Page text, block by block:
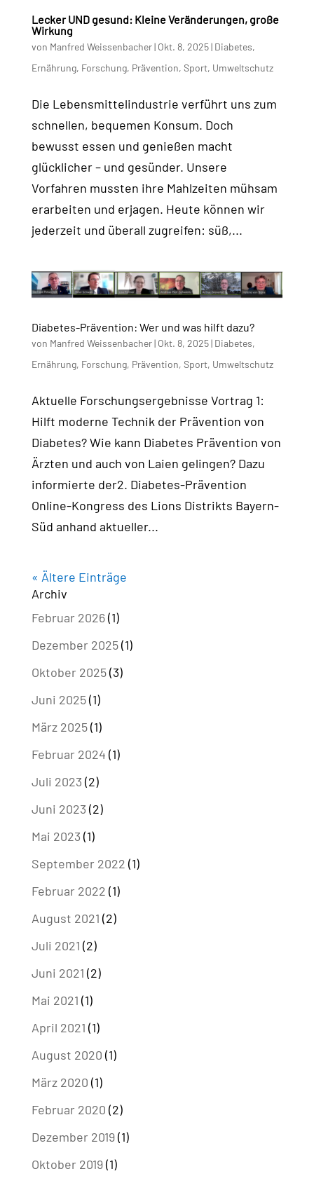
Lecker UND gesund: Kleine Veränderungen, große
Wirkung
von Manfred Weissenbacher| Okt. 8, 2025| Diabetes,
Ernährung, Forschung, Prävention, Sport, Umweltschutz
Die Lebensmittelindustrie verführt uns zum
schnellen, bequemen Konsum. Doch
bewusst essen und genießen macht
glücklicher – und gesünder. Unsere
Vorfahren mussten ihre Mahlzeiten mühsam
erarbeiten und erjagen. Heute können wir
jederzeit und überall zugreifen: süß,...
Diabetes-Prävention: Wer und was hilft dazu?
von Manfred Weissenbacher| Okt. 8, 2025| Diabetes,
Ernährung, Forschung, Prävention, Sport, Umweltschutz
Aktuelle Forschungsergebnisse Vortrag 1:
Hilft moderne Technik der Prävention von
Diabetes? Wie kann Diabetes Prävention von
Ärzten und auch von Laien gelingen? Dazu
informierte der2. Diabetes-Prävention
Online-Kongress des Lions Distrikts Bayern-
Süd anhand aktueller...
« Ältere Einträge
Archiv
Februar 2026(1)
Dezember 2025(1)
Oktober 2025(3)
Juni 2025(1)
März 2025(1)
Februar 2024 (1)
Juli 2023 (2)
Juni 2023 (2)
Mai 2023 (1)
September 2022 (1)
Februar 2022 (1)
August 2021 (2)
Juli 2021 (2)
Juni 2021 (2)
Mai 2021 (1)
April 2021 (1)
August 2020 (1)
März 2020 (1)
Februar 2020 (2)
Dezember 2019(1)
Oktober 2019(1)